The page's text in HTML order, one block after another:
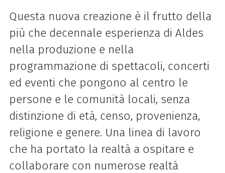
Questa nuova creazione è il frutto della
più che decennale esperienza di Aldes
nella produzione e nella
programmazione di spettacoli, concerti
ed eventi che pongono al centro le
persone e le comunità locali, senza
distinzione di età, censo, provenienza,
religione e genere. Una linea di lavoro
che ha portato la realtà a ospitare e
collaborare con numerose realtà